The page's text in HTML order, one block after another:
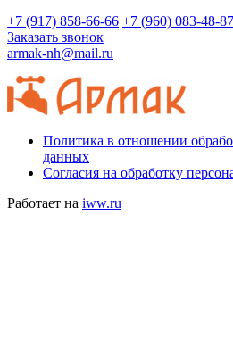
+7 (917) 858-66-66 +7 (960) 083-48-87
Заказать звонок
armak-nh@mail.ru
Политика в отношении
данных
Согласия на обработку
Работает на iww.ru